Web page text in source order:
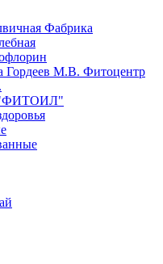
Фабрика
Фитоцентр
"ФИТОИЛ"